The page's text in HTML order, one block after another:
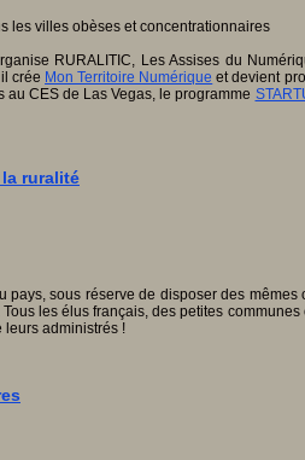
RURALITIC, Les Assises du
crée Mon Territoire Numérique et devient
CES de Las Vegas, le programme
ruralité
sous réserve de disposer des
les élus français, des petites
leurs administrés !